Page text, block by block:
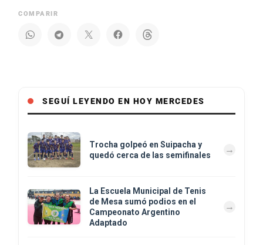
COMPARIR
SEGUÍ LEYENDO EN HOY MERCEDES
Trocha golpeó en Suipacha y
quedó cerca de las semifinales
La Escuela Municipal de Tenis
de Mesa sumó podios en el
Campeonato Argentino
Adaptado